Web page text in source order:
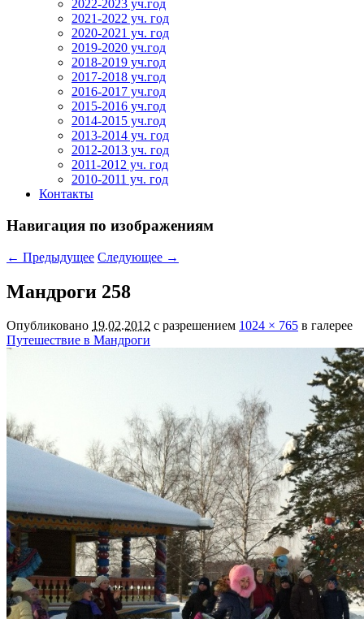
2022-2023 уч.год
2021-2022 уч. год
2020-2021 уч. год
2019-2020 уч.год
2018-2019 уч.год
2017-2018 уч.год
2016-2017 уч.год
2015-2016 уч.год
2014-2015 уч.год
2013-2014 уч. год
2012-2013 уч. год
2011-2012 уч. год
2010-2011 уч. год
Контакты
Навигация по изображениям
← Предыдущее Следующее →
Мандроги 258
Опубликовано 19.02.2012 с разрешением 1024 × 765 в галерее
Путешествие в Мандроги